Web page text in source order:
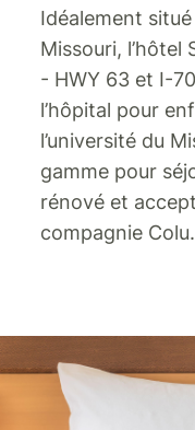
Idéalement
Missouri, l’hôtel
- HWY 63 et I-
l’hôpital pour
l’université du
gamme pour
rénové et
compagnie Colu